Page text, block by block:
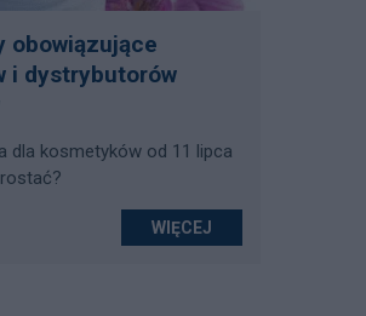
obowiązujące
i dystrybutorów
dla kosmetyków od 11 lipca
WIĘCEJ